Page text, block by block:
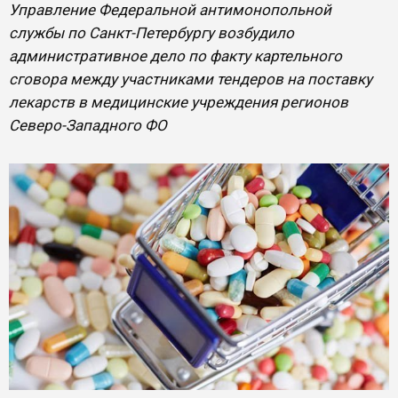
Управление Федеральной антимонопольной
службы по Санкт-Петербургу возбудило
административное дело по факту картельного
сговора между участниками тендеров на поставку
лекарств в медицинские учреждения регионов
Северо-Западного ФО